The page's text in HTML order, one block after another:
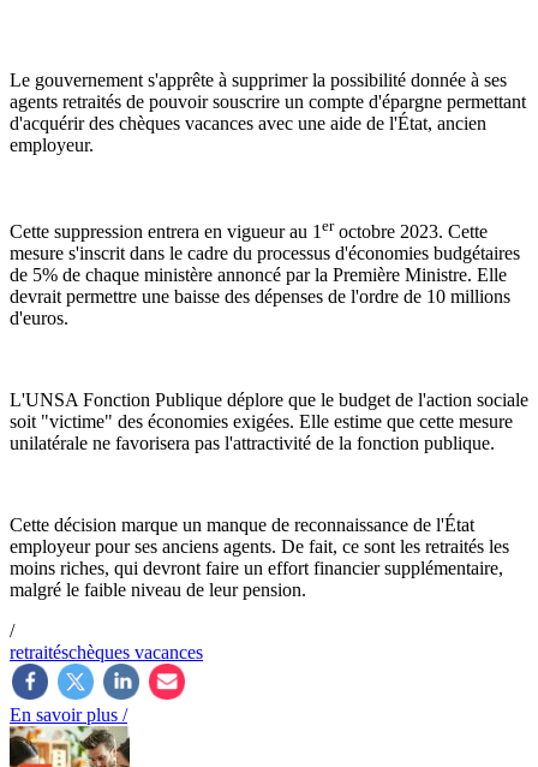
Le gouvernement s'apprête à supprimer la possibilité donnée à ses
agents retraités de pouvoir souscrire un compte d'épargne permettant
d'acquérir des chèques vacances avec une aide de l'État, ancien
employeur.
Cette suppression entrera en vigueur au 1 eroctobre 2023. Cette
mesure s'inscrit dans le cadre du processus d'économies budgétaires
de 5% de chaque ministère annoncé par la Première Ministre. Elle
devrait permettre une baisse des dépenses de l'ordre de 10 millions
d'euros.
L'UNSA Fonction Publique déplore que le budget de l'action sociale
soit "victime" des économies exigées. Elle estime que cette mesure
unilatérale ne favorisera pas l'attractivité de la fonction publique.
Cette décision marque un manque de reconnaissance de l'État
employeur pour ses anciens agents. De fait, ce sont les retraités les
moins riches, qui devront faire un effort financier supplémentaire,
malgré le faible niveau de leur pension.
/
retraitéschèques vacances
En savoir plus /